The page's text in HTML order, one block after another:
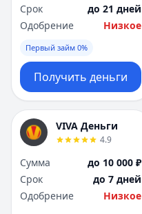
Срок
до 21 дней
Одобрение
Низкое
Первый займ 0%
Получить деньги
VIVA Деньги
4.9
Сумма
до 10 000 ₽
Срок
до 7 дней
Одобрение
Низкое